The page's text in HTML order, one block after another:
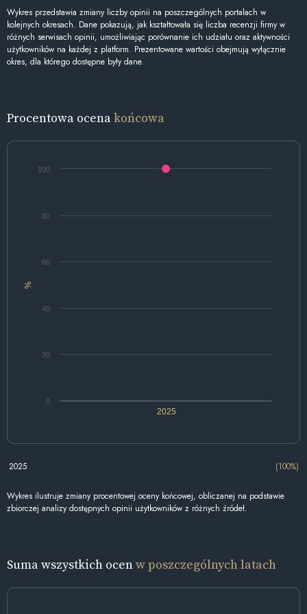
Wykres przedstawia zmiany liczby opinii na poszczególnych portalach w
kolejnych okresach. Dane pokazują, jak kształtowała się liczba recenzji firmy w
różnych serwisach opinii, umożliwiając porównanie ich udziału oraz aktywności
użytkowników na każdej z platform. Prezentowane wartości obejmują wyłącznie
okres, dla którego dostępne były dane.
Procentowa ocenakońcowa
%
2025
0
20
40
60
80
100
2025 (100%)
Wykres ilustruje zmiany procentowej oceny końcowej, obliczanej na podstawie
zbiorczej analizy dostępnych opinii użytkowników z różnych źródeł.
Suma wszystkich ocenw poszczególnych latach